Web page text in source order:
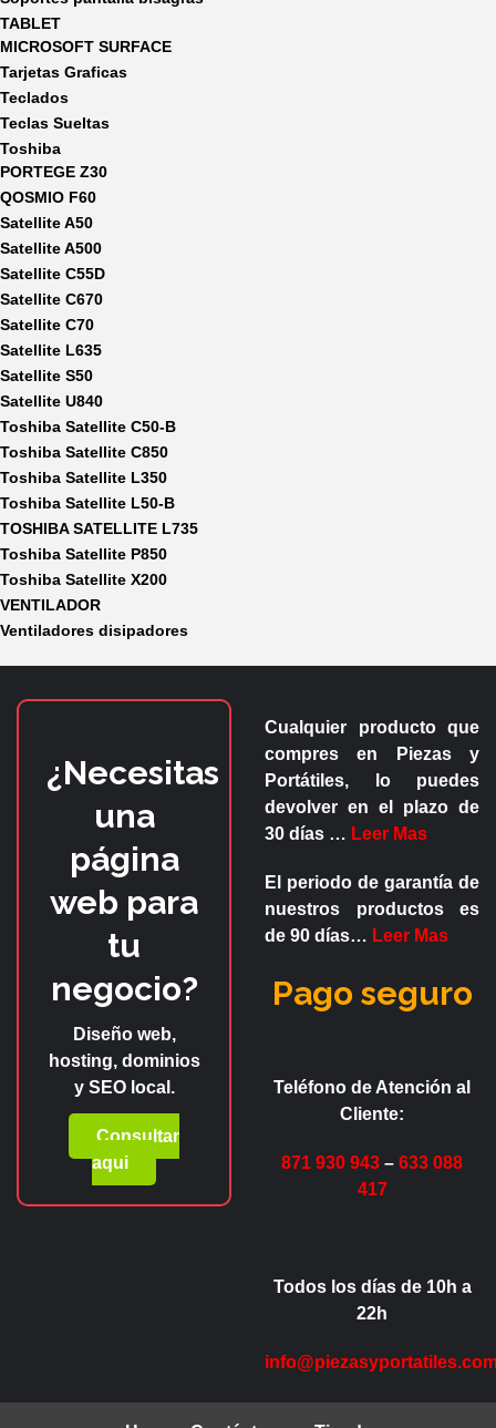
TABLET
MICROSOFT SURFACE
Tarjetas Graficas
Teclados
Teclas Sueltas
Toshiba
PORTEGE Z30
QOSMIO F60
Satellite A50
Satellite A500
Satellite C55D
Satellite C670
Satellite C70
Satellite L635
Satellite S50
Satellite U840
Toshiba Satellite C50-B
Toshiba Satellite C850
Toshiba Satellite L350
Toshiba Satellite L50-B
TOSHIBA SATELLITE L735
Toshiba Satellite P850
Toshiba Satellite X200
VENTILADOR
Ventiladores disipadores
¿Necesitas
una
página
web para
tu
negocio?
Diseño web,
hosting, dominios
y SEO local.
Consultar
aqui
Cualquier producto que
compres en
Piezas y
Portátiles, lo puedes
devolver en el plazo de
30 días … Leer Mas
El periodo de garantía de
nuestros productos es
de 90 días… Leer Mas
Pago seguro
Teléfono de Atención al
Cliente:
871 930 943 – 633 088
417
Todos los días de 10h a
22h